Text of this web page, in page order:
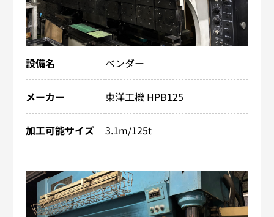
設備名 ベンダー
メーカー 東洋工機 HPB125
加工可能サイズ 3.1m/125t